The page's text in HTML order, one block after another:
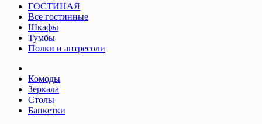
ГОСТИНАЯ
Все гостинные
Шкафы
Тумбы
Полки и антресоли
Комоды
Зеркала
Столы
Банкетки